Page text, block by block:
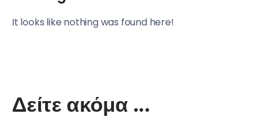
It looks like nothing was found here!
Δείτε ακόμα ...